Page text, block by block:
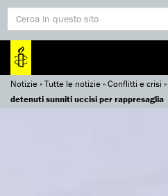
Notizie»Tutte le notizie»Conflitti e crisi »
detenuti sunniti uccisi per rappresaglia